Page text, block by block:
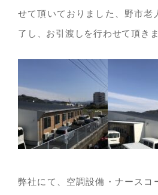
せて頂いておりました、野市老
了し、お引渡しを行わせて頂きま
弊社にて、空調設備・ナースコ